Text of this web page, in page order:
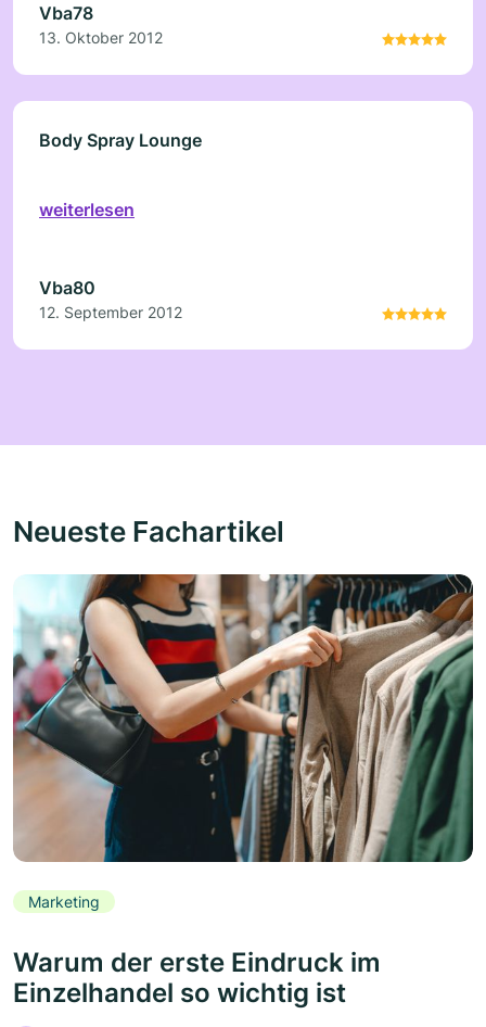
Vba78
13. Oktober 2012
Body Spray Lounge
weiterlesen
Vba80
12. September 2012
Neueste Fachartikel
Marketing
Warum der erste Eindruck im
Einzelhandel so wichtig ist